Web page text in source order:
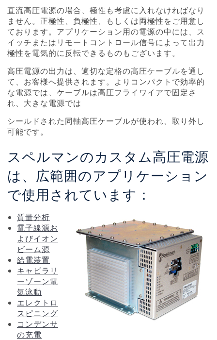
直流高圧電源の場合、極性も考慮に入れなければなり
ません。正極性、負極性、もしくは両極性をご用意し
ております。アプリケーション用の電源の中には、ス
イッチまたはリモートコントロール信号によって出力
極性を電気的に反転できるものもございます。
高圧電源の出力は、適切な定格の高圧ケーブルを通し
て、お客様へ提供されます。よりコンパクトで効率的
な電源では、ケーブルは高圧フライワイアで固定さ
れ、大きな電源では
シールドされた同軸高圧ケーブルが使われ、取り外し
可能です。
スペルマンのカスタム高圧電源
は、広範囲のアプリケーション
で使用されています：
質量分析
電子線源お
よびイオン
ビーム源
給電装置
キャピラリ
ーゾーン電
気泳動
エレクトロ
スピニング
コンデンサ
の充電